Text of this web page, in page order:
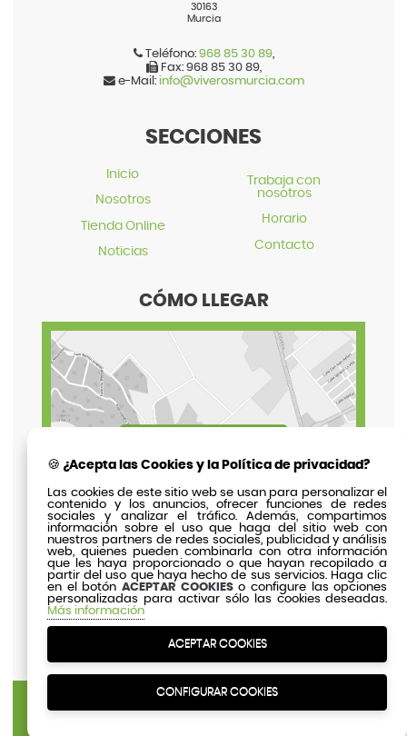
30163
Murcia
Teléfono: 968 85 30 89,
Fax: 968 85 30 89,
e-Mail: info@viverosmurcia.com
SECCIONES
Inicio
Nosotros
Tienda Online
Noticias
Trabaja con
nosotros
Horario
Contacto
CÓMO LLEGAR
· 2026 © Viveros Murcia Soc. Coop. ·
Legal·Política de Cookies·Política de Privacidad·
🍪 ¿Acepta las Cookies y la Política de privacidad?
Las cookies de este sitio web se usan para personalizar el
contenido y los anuncios, ofrecer funciones de redes
sociales y analizar el tráfico. Además, compartimos
información sobre el uso que haga del sitio web con
nuestros partners de redes sociales, publicidad y análisis
web, quienes pueden combinarla con otra información
que les haya proporcionado o que hayan recopilado a
partir del uso que haya hecho de sus servicios. Haga clic
en el botónACEPTAR COOKIESo configure las opciones
personalizadas para activar sólo las cookies deseadas.
Más información
ACEPTAR COOKIES
CONFIGURAR COOKIES